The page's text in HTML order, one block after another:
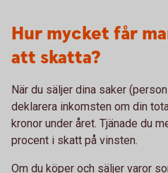
Hur mycket får
att skatta?
När du säljer dina saker
deklarera inkomsten om din
kronor under året. Tjänade du
procent i skatt på vinsten.
Om du köper och säljer varor